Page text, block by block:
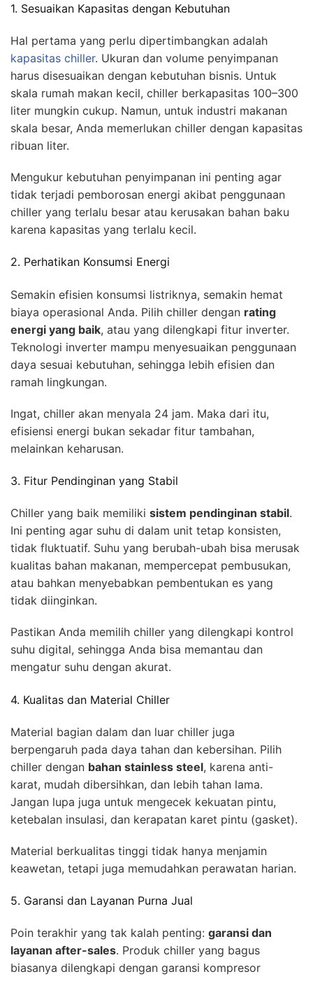
1. Sesuaikan Kapasitas dengan Kebutuhan
Hal pertama yang perlu dipertimbangkan adalah
kapasitas chiller. Ukuran dan volume penyimpanan
harus disesuaikan dengan kebutuhan bisnis. Untuk
skala rumah makan kecil, chiller berkapasitas 100–300
liter mungkin cukup. Namun, untuk industri makanan
skala besar, Anda memerlukan chiller dengan kapasitas
ribuan liter.
Mengukur kebutuhan penyimpanan ini penting agar
tidak terjadi pemborosan energi akibat penggunaan
chiller yang terlalu besar atau kerusakan bahan baku
karena kapasitas yang terlalu kecil.
2. Perhatikan Konsumsi Energi
Semakin efisien konsumsi listriknya, semakin hemat
biaya operasional Anda. Pilih chiller dengan rating
energi yang baik, atau yang dilengkapi fitur inverter.
Teknologi inverter mampu menyesuaikan penggunaan
daya sesuai kebutuhan, sehingga lebih efisien dan
ramah lingkungan.
Ingat, chiller akan menyala 24 jam. Maka dari itu,
efisiensi energi bukan sekadar fitur tambahan,
melainkan keharusan.
3. Fitur Pendinginan yang Stabil
Chiller yang baik memiliki sistem pendinginan stabil.
Ini penting agar suhu di dalam unit tetap konsisten,
tidak fluktuatif. Suhu yang berubah-ubah bisa merusak
kualitas bahan makanan, mempercepat pembusukan,
atau bahkan menyebabkan pembentukan es yang
tidak diinginkan.
Pastikan Anda memilih chiller yang dilengkapi kontrol
suhu digital, sehingga Anda bisa memantau dan
mengatur suhu dengan akurat.
4. Kualitas dan Material Chiller
Material bagian dalam dan luar chiller juga
berpengaruh pada daya tahan dan kebersihan. Pilih
chiller dengan bahan stainless steel, karena anti-
karat, mudah dibersihkan, dan lebih tahan lama.
Jangan lupa juga untuk mengecek kekuatan pintu,
ketebalan insulasi, dan kerapatan karet pintu (gasket).
Material berkualitas tinggi tidak hanya menjamin
keawetan, tetapi juga memudahkan perawatan harian.
5. Garansi dan Layanan Purna Jual
Poin terakhir yang tak kalah penting: garansi dan
layanan after-sales. Produk chiller yang bagus
biasanya dilengkapi dengan garansi kompresor